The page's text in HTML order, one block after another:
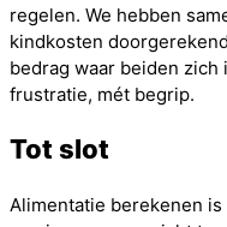
regelen. We hebben
kindkosten
bedrag waar beiden
frustratie, mét begrip.
Tot slot
Alimentatie berekenen